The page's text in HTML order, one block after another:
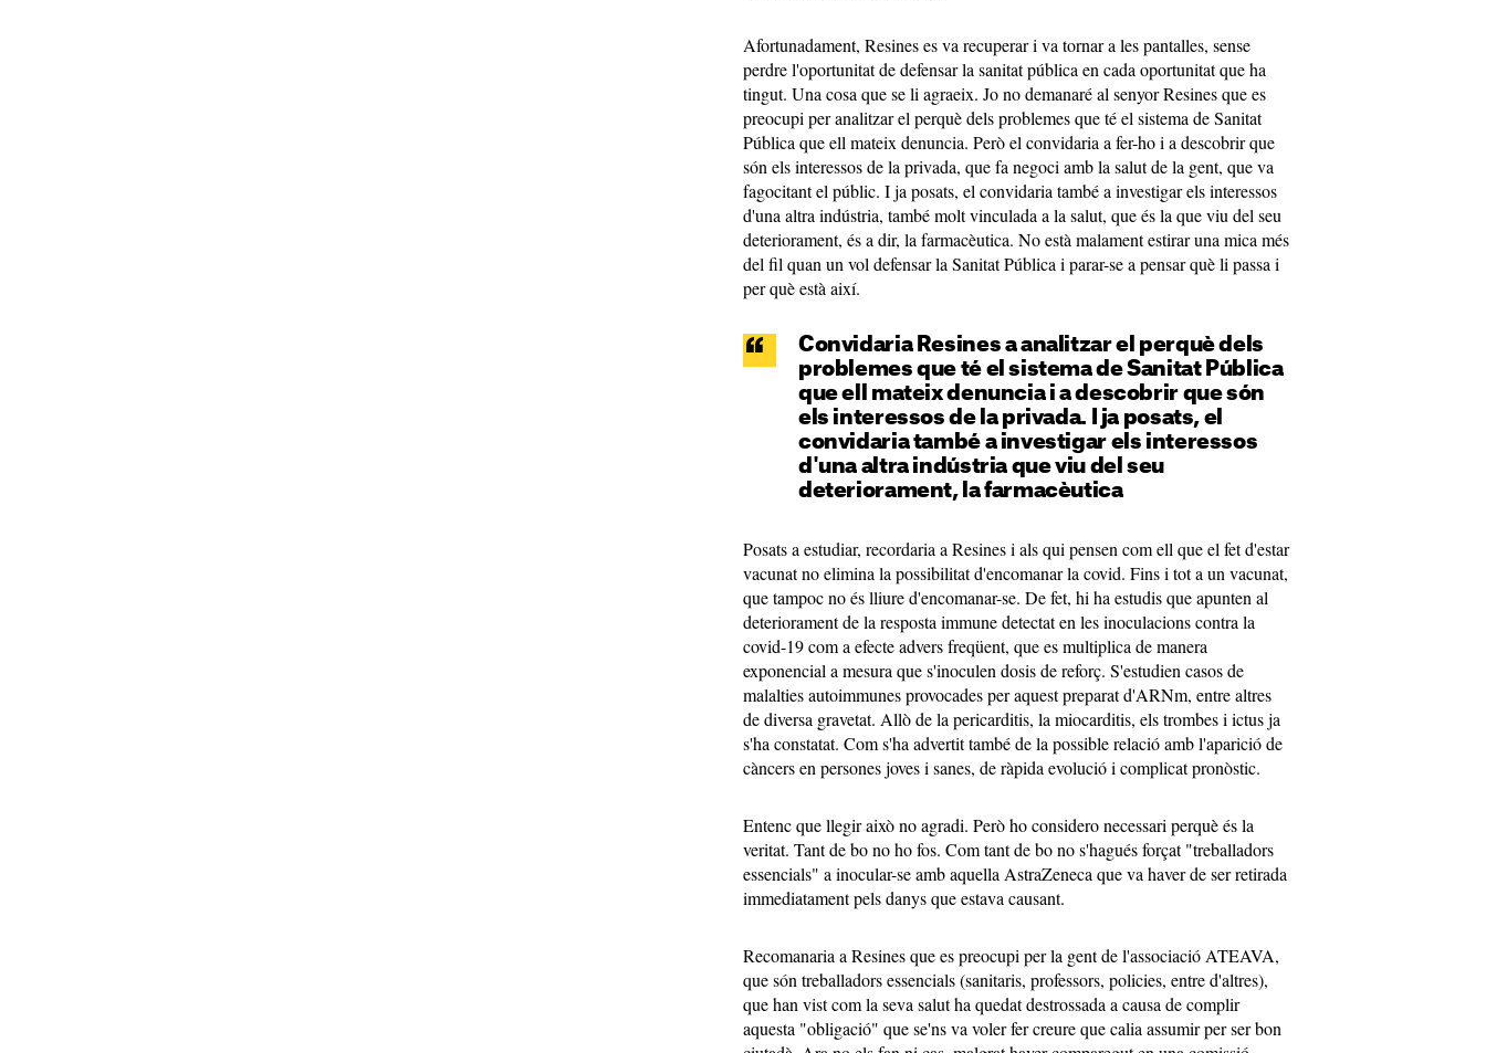
Afortunadament, Resines es va recuperar i va tornar a les pantalles, sense
perdre l'oportunitat de defensar la sanitat pública en cada oportunitat que ha
tingut. Una cosa que se li agraeix. Jo no demanaré al senyor Resines que es
preocupi per analitzar el perquè dels problemes que té el sistema de Sanitat
Pública que ell mateix denuncia. Però el convidaria a fer-ho i a descobrir que
són els interessos de la privada, que fa negoci amb la salut de la gent, que va
fagocitant el públic. I ja posats, el convidaria també a investigar els interessos
d'una altra indústria, també molt vinculada a la salut, que és la que viu del seu
deteriorament, és a dir, la farmacèutica. No està malament estirar una mica més
del fil quan un vol defensar la Sanitat Pública i parar-se a pensar què li passa i
per què està així.
Convidaria Resines a analitzar el perquè dels
problemes que té el sistema de Sanitat Pública
que ell mateix denuncia i a descobrir que són
els interessos de la privada. I ja posats, el
convidaria també a investigar els interessos
d'una altra indústria que viu del seu
deteriorament, la farmacèutica
Posats a estudiar, recordaria a Resines i als qui pensen com ell que el fet d'estar
vacunat no elimina la possibilitat d'encomanar la covid. Fins i tot a un vacunat,
que tampoc no és lliure d'encomanar-se. De fet, hi ha estudis que apunten al
deteriorament de la resposta immune detectat en les inoculacions contra la
covid-19 com a efecte advers freqüent, que es multiplica de manera
exponencial a mesura que s'inoculen dosis de reforç. S'estudien casos de
malalties autoimmunes provocades per aquest preparat d'ARNm, entre altres
de diversa gravetat. Allò de la pericarditis, la miocarditis, els trombes i ictus ja
s'ha constatat. Com s'ha advertit també de la possible relació amb l'aparició de
càncers en persones joves i sanes, de ràpida evolució i complicat pronòstic.
Entenc que llegir això no agradi. Però ho considero necessari perquè és la
veritat. Tant de bo no ho fos. Com tant de bo no s'hagués forçat "treballadors
essencials" a inocular-se amb aquella AstraZeneca que va haver de ser retirada
immediatament pels danys que estava causant.
Recomanaria a Resines que es preocupi per la gent de l'associació ATEAVA,
que són treballadors essencials (sanitaris, professors, policies, entre d'altres),
que han vist com la seva salut ha quedat destrossada a causa de complir
aquesta "obligació" que se'ns va voler fer creure que calia assumir per ser bon